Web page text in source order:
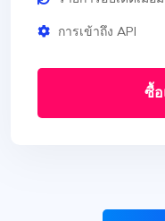
การเข้าถึง API
ซื้อ